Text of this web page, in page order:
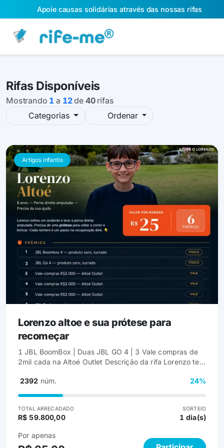
Apoie causas solidárias através das nossas rifas
Rifas Disponíveis
Mostrando 1 a 12de 40rifas
Categorias
Ordenar
Artigos infantis
Lorenzo altoe e sua prótese para
recomeçar
1 JBL BoomBox | Duas JBL GO 4 | 3 Vale compras de
2mil cada na Altoé Outlet Descrição da rifa Lorenzo tem
amputação da perna Direita, ele precisa de uma
passo a mais na recuperação dele. Todo o valor
arrecadado será usado exclusivamente para custear a
prótese do Lorenzo. &#x1f381; Prêmios &#x1f947; 1º
Prêmio — JBL Boombox 4 (produto zero, lacrado)
2392 núm. 24%
TOTAL ARRECADADO
R$ 59.800,00
SORTEIO
1 dia(s)
Por apenas